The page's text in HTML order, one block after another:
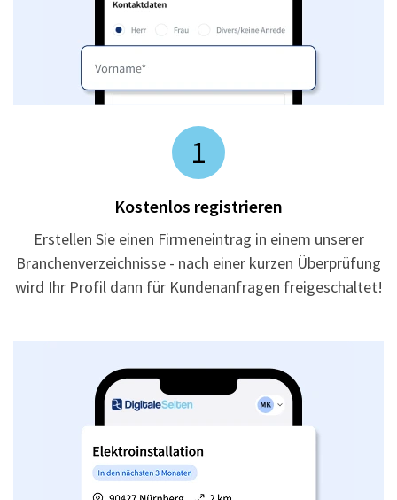
1
Kostenlos registrieren
Erstellen Sie einen Firmeneintrag in einem unserer
Branchenverzeichnisse - nach einer kurzen Überprüfung
wird Ihr Profil dann für Kundenanfragen freigeschaltet!